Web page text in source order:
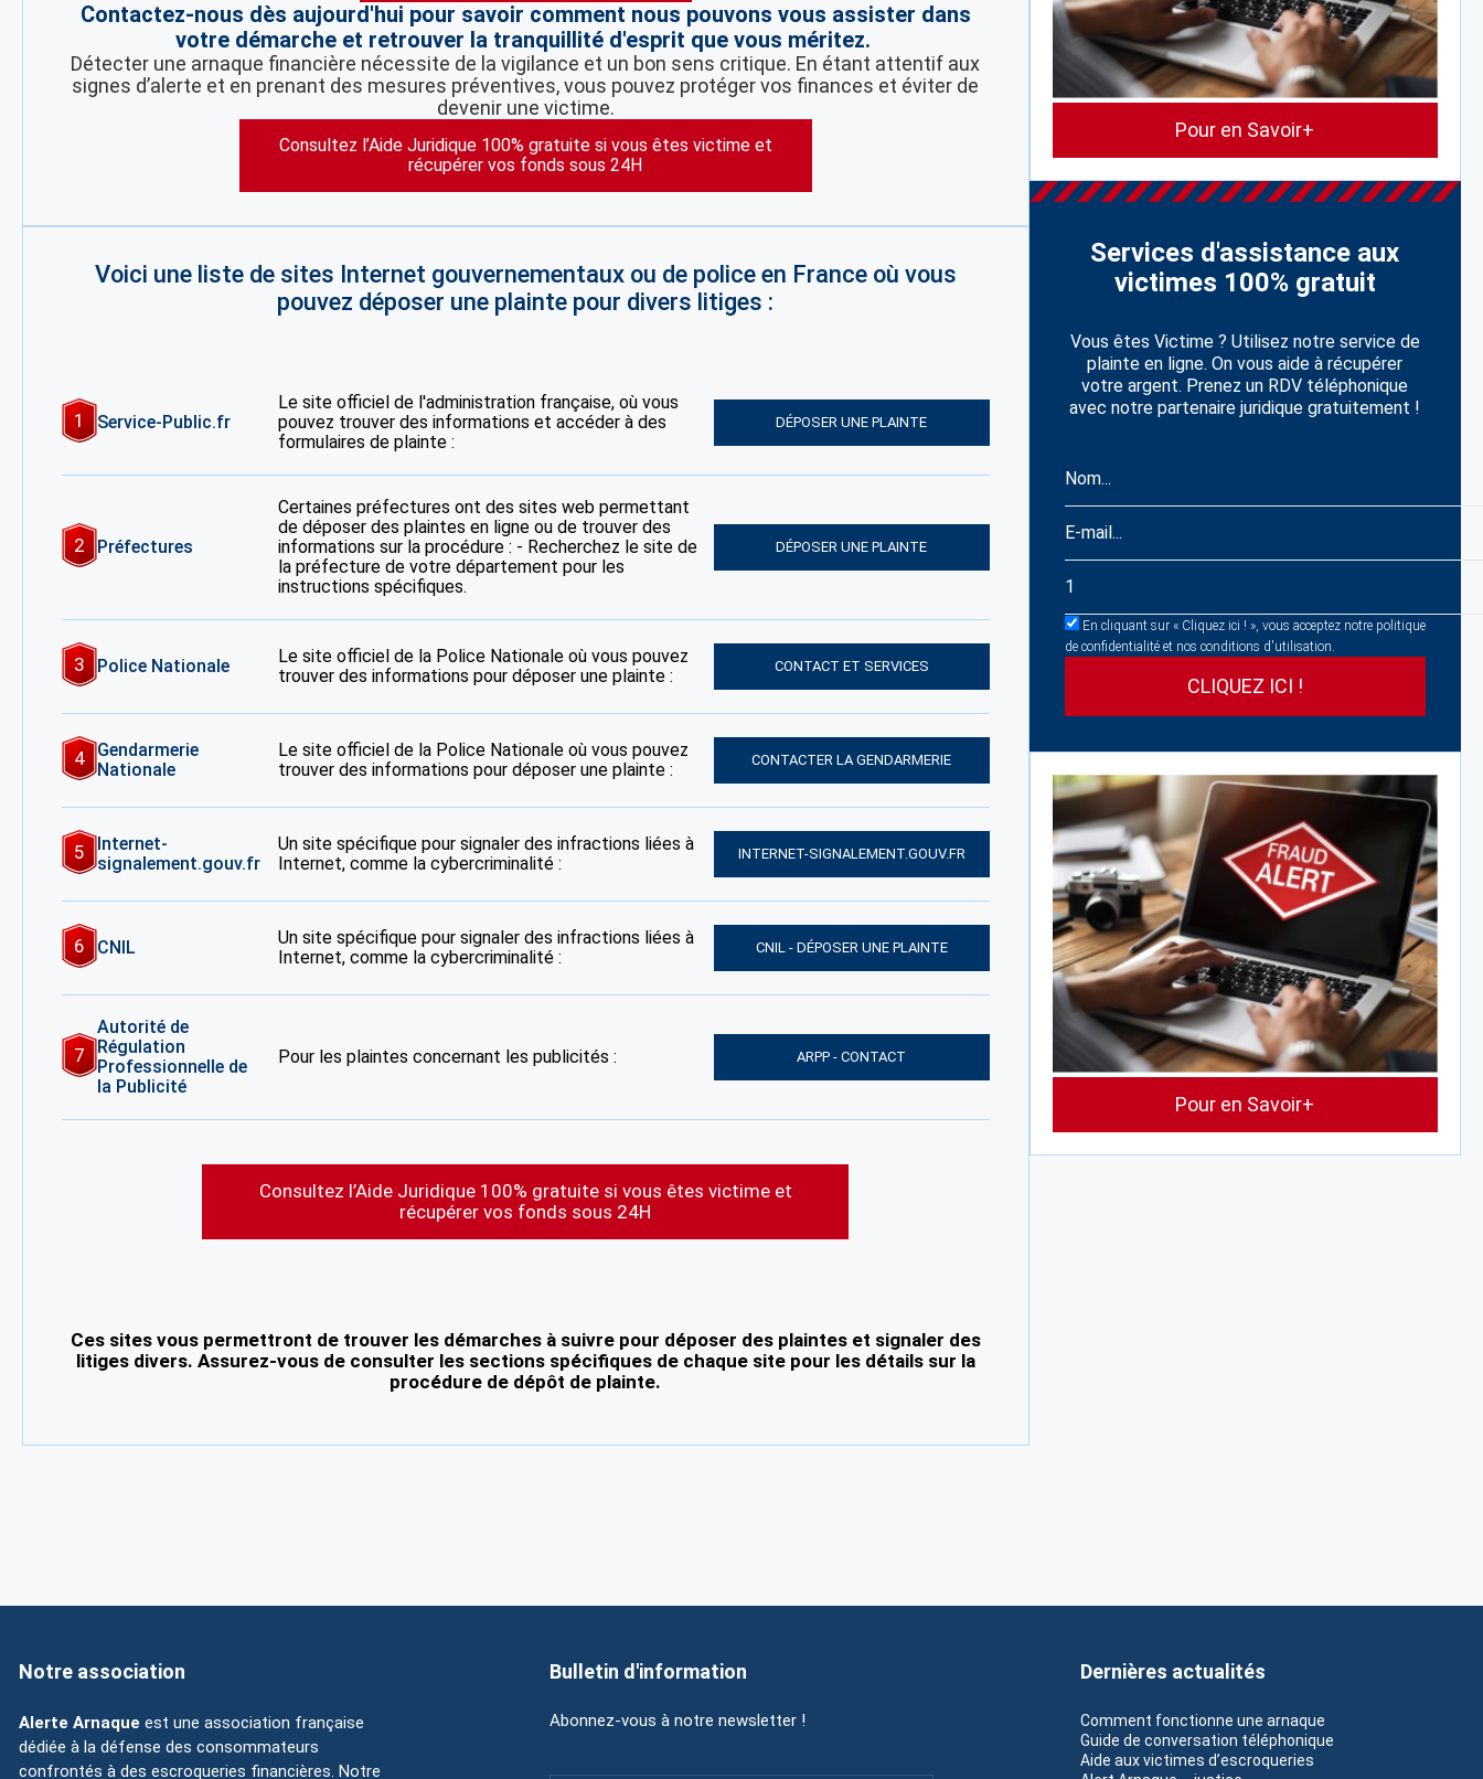
Contactez-nous dès aujourd'hui pour savoir comment nous pouvons vous assister dans
votre démarche et retrouver la tranquillité d'esprit que vous méritez.
Détecter une arnaque financière nécessite de la vigilance et un bon sens critique. En étant attentif aux
signes d’alerte et en prenant des mesures préventives, vous pouvez protéger vos finances et éviter de
devenir une victime.
Consultez l’Aide Juridique 100% gratuite si vous êtes victime et
récupérer vos fonds sous 24H
Voici une liste de sites Internet gouvernementaux ou de police en France où vous
pouvez déposer une plainte pour divers litiges :
1 Service-Public.fr
Le site officiel de l'administration française, où vous
pouvez trouver des informations et accéder à des
formulaires de plainte :
DÉPOSER UNE PLAINTE
2 Préfectures
Certaines préfectures ont des sites web permettant
de déposer des plaintes en ligne ou de trouver des
informations sur la procédure : - Recherchez le site de
la préfecture de votre département pour les
instructions spécifiques.
DÉPOSER UNE PLAINTE
3 Police Nationale
Le site officiel de la Police Nationale où vous pouvez
trouver des informations pour déposer une plainte :
CONTACT ET SERVICES
4
Gendarmerie
Nationale
Le site officiel de la Police Nationale où vous pouvez
trouver des informations pour déposer une plainte :
CONTACTER LA GENDARMERIE
5
Internet-
signalement.gouv.fr
Un site spécifique pour signaler des infractions liées à
Internet, comme la cybercriminalité :
INTERNET-SIGNALEMENT.GOUV.FR
6 CNIL
Un site spécifique pour signaler des infractions liées à
Internet, comme la cybercriminalité :
CNIL - DÉPOSER UNE PLAINTE
7
Autorité de
Régulation
Professionnelle de
la Publicité
Pour les plaintes concernant les publicités : ARPP - CONTACT
Consultez l’Aide Juridique 100% gratuite si vous êtes victime et
récupérer vos fonds sous 24H
Ces sites vous permettront de trouver les démarches à suivre pour déposer des plaintes et signaler des
litiges divers. Assurez-vous de consulter les sections spécifiques de chaque site pour les détails sur la
procédure de dépôt de plainte.
Pour en Savoir+
Services d'assistance aux
victimes 100% gratuit
Vous êtes Victime ? Utilisez notre service de
plainte en ligne. On vous aide à récupérer
votre argent. Prenez un RDV téléphonique
avec notre partenaire juridique gratuitement !
En cliquant sur « Cliquez ici ! », vous acceptez notre politique
de confidentialité et nos conditions d'utilisation.
Pour en Savoir+
Notre association
Alerte Arnaque est une association française
dédiée à la défense des consommateurs
confrontés à des escroqueries financières. Notre
Bulletin d'information
Abonnez-vous à notre newsletter !
Dernières actualités
Comment fonctionne une arnaque
Guide de conversation téléphonique
Aide aux victimes d’escroqueries